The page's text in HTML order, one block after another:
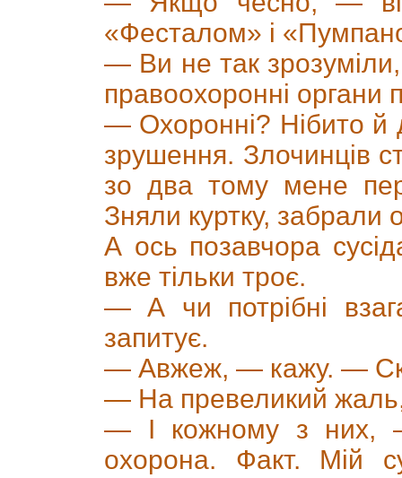
«Фесталом» і
— Ви не так
правоохоронні органи
— Охоронні? Нібито й
зрушення. Злочинців
зо два тому мене
Зняли куртку, забрали
А ось позавчора
вже тільки троє.
— А чи потрібні
запитує.
— Авжеж, — кажу. —
— На превеликий
— І кожному з них,
охорона. Факт. Мій